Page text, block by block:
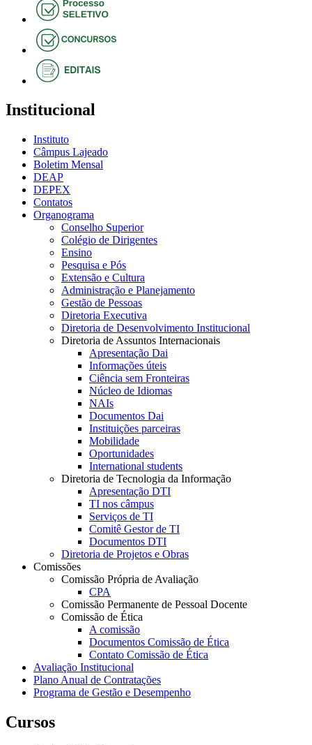
Institucional
Instituto
Câmpus Lajeado
Boletim Mensal
DEAP
DEPEX
Contatos
Organograma
Conselho Superior
Colégio de Dirigentes
Ensino
Pesquisa e Pós
Extensão e Cultura
Administração e Planejamento
Gestão de Pessoas
Diretoria Executiva
Diretoria de Desenvolvimento Institucional
Diretoria de Assuntos Internacionais
Apresentação Dai
Informações úteis
Ciência sem Fronteiras
Núcleo de Idiomas
NAIs
Documentos Dai
Instituições parceiras
Mobilidade
Oportunidades
International students
Diretoria de Tecnologia da Informação
Apresentação DTI
TI nos câmpus
Serviços de TI
Comitê Gestor de TI
Documentos DTI
Diretoria de Projetos e Obras
Comissões
Comissão Própria de Avaliação
CPA
Comissão Permanente de Pessoal Docente
Comissão de Ética
A comissão
Documentos Comissão de Ética
Contato Comissão de Ética
Avaliação Institucional
Plano Anual de Contratações
Programa de Gestão e Desempenho
Cursos